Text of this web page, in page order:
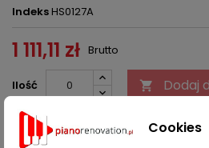
IndeksHS0127A
1 111,11 zł Brutto
Ilość  Dodaj
Ten produkt nie jest już
Cookies